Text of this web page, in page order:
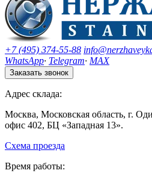
+7 (495) 374-55-88
WhatsApp· Telegram· MAX
Заказать звонок
Адрес склада:
Москва, Московская область, г.
офис 402, БЦ «Западная 13».
Схема проезда
Время работы: